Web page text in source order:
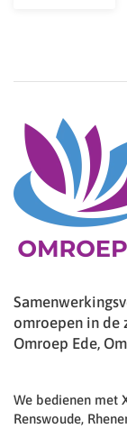
omroepen in de
Omroep Ede,
We bedienen met
Renswoude,